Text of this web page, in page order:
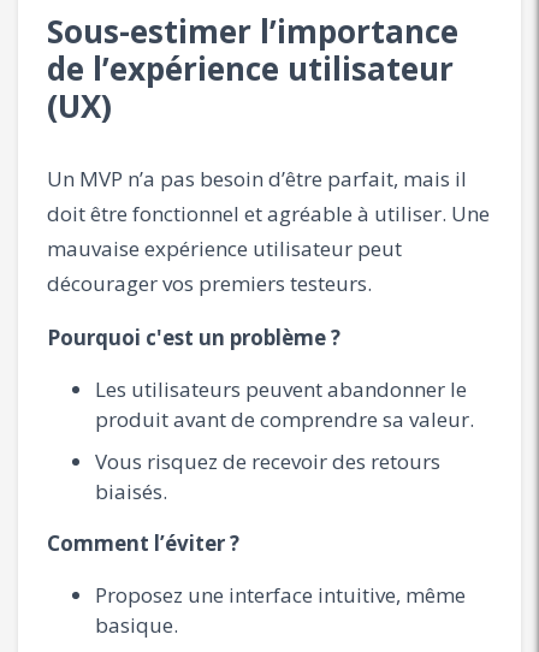
Sous-estimer l’importance
de l’expérience utilisateur
(UX)
Un MVP n’a pas besoin d’être parfait, mais il
doit être fonctionnel et agréable à utiliser. Une
mauvaise expérience utilisateur peut
décourager vos premiers testeurs.
Pourquoi c'est un problème ?
Les utilisateurs peuvent abandonner le
produit avant de comprendre sa valeur.
Vous risquez de recevoir des retours
biaisés.
Comment l’éviter ?
Proposez une interface intuitive, même
basique.